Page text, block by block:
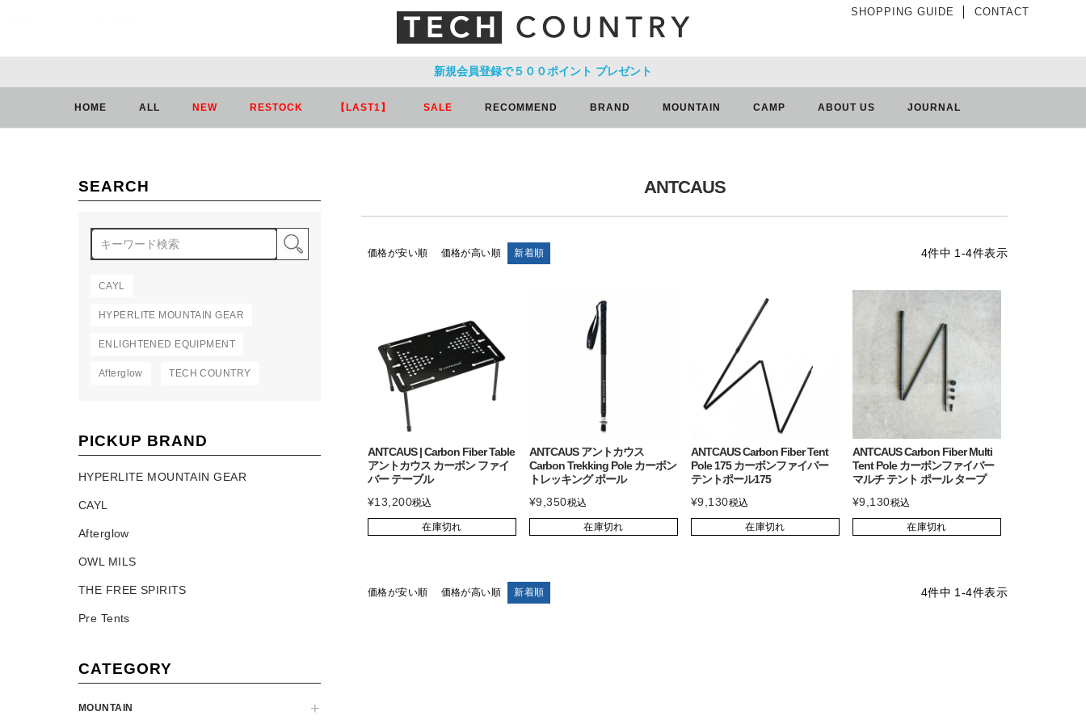
SHOPPING GUIDE CONTACT
新規会員登録で５００ポイント プレゼント
HOME ALL NEW RESTOCK 【LAST1】 SALE RECOMMEND BRAND MOUNTAIN CAMP ABOUT US JOURNAL
SEARCH
CAYL
HYPERLITE MOUNTAIN GEAR
ENLIGHTENED EQUIPMENT
Afterglow TECH COUNTRY
PICKUP BRAND
HYPERLITE MOUNTAIN GEAR
CAYL
Afterglow
OWL MILS
THE FREE SPIRITS
Pre Tents
CATEGORY
MOUNTAIN
ANTCAUS
価格が安い順 価格が高い順 新着順 4件中 1 -4件表示
ANTCAUS | Carbon Fiber Table
アントカウス カーボン ファイ
バー テーブル
¥13,200税込
在庫切れ
ANTCAUS アントカウス
Carbon Trekking Pole カーボン
トレッキング ポール
¥9,350税込
在庫切れ
ANTCAUS Carbon Fiber Tent
Pole 175 カーボンファイバー
テントポール175
¥9,130税込
在庫切れ
ANTCAUS Carbon Fiber Multi
Tent Pole カーボンファイバー
マルチ テント ポール タープ
¥9,130税込
在庫切れ
価格が安い順 価格が高い順 新着順 4件中 1 -4件表示